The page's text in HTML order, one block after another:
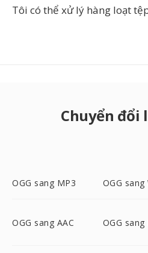
Tôi có thể xử lý hàng loạt
Chuyển đổi
OGG sang MP3 OGG sang
OGG sang AAC OGG sang